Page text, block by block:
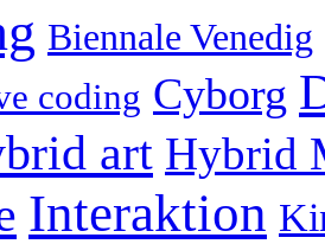
Biennale Venedig
coding Cyborg
art Hybrid
Interaktion